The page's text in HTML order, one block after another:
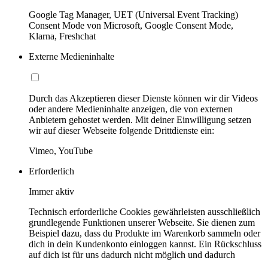
Google Tag Manager, UET (Universal Event Tracking)
Consent Mode von Microsoft, Google Consent Mode,
Klarna, Freshchat
Externe Medieninhalte
Durch das Akzeptieren dieser Dienste können wir dir Videos
oder andere Medieninhalte anzeigen, die von externen
Anbietern gehostet werden. Mit deiner Einwilligung setzen
wir auf dieser Webseite folgende Drittdienste ein:
Vimeo, YouTube
Erforderlich
Immer aktiv
Technisch erforderliche Cookies gewährleisten ausschließlich
grundlegende Funktionen unserer Webseite. Sie dienen zum
Beispiel dazu, dass du Produkte im Warenkorb sammeln oder
dich in dein Kundenkonto einloggen kannst. Ein Rückschluss
auf dich ist für uns dadurch nicht möglich und dadurch